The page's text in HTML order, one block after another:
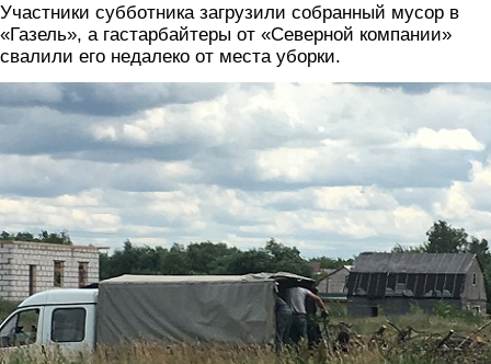
Участники субботника загрузили собранный мусор в
«Газель», а гастарбайтеры от «Северной компании»
свалили его недалеко от места уборки.
1.jpg